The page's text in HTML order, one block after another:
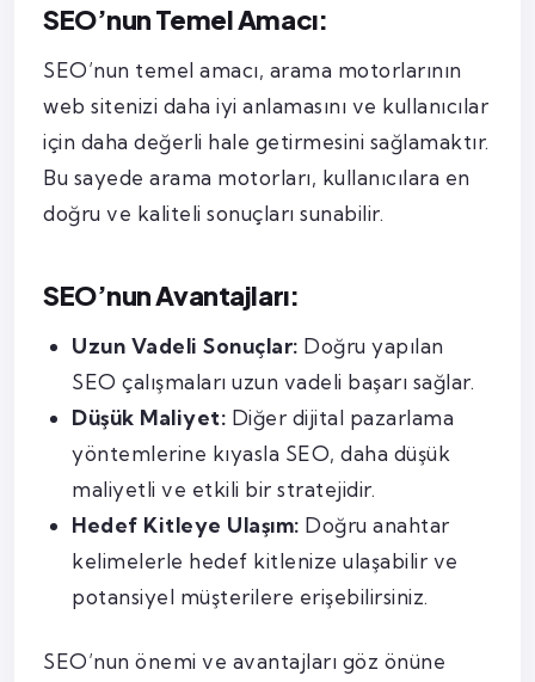
SEO’nun Temel Amacı:
SEO’nun temel amacı, arama motorlarının
web sitenizi daha iyi anlamasını ve kullanıcılar
için daha değerli hale getirmesini sağlamaktır.
Bu sayede arama motorları, kullanıcılara en
doğru ve kaliteli sonuçları sunabilir.
SEO’nun Avantajları:
Uzun Vadeli Sonuçlar: Doğru yapılan
SEO çalışmaları uzun vadeli başarı sağlar.
Düşük Maliyet: Diğer dijital pazarlama
yöntemlerine kıyasla SEO, daha düşük
maliyetli ve etkili bir stratejidir.
Hedef Kitleye Ulaşım: Doğru anahtar
kelimelerle hedef kitlenize ulaşabilir ve
potansiyel müşterilere erişebilirsiniz.
SEO’nun önemi ve avantajları göz önüne